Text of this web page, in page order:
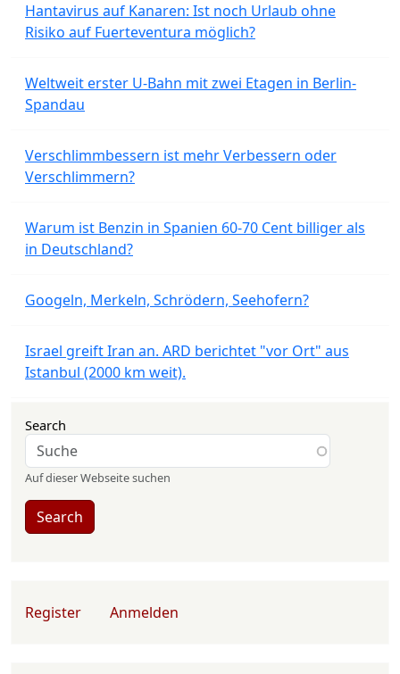
Hantavirus auf Kanaren: Ist noch Urlaub ohne
Risiko auf Fuerteventura möglich?
Weltweit erster U-Bahn mit zwei Etagen in Berlin-
Spandau
Verschlimmbessern ist mehr Verbessern oder
Verschlimmern?
Warum ist Benzin in Spanien 60-70 Cent billiger als
in Deutschland?
Googeln, Merkeln, Schrödern, Seehofern?
Israel greift Iran an. ARD berichtet "vor Ort" aus
Istanbul (2000 km weit).
Search
Auf dieser Webseite suchen
Search
User account menu
Register Anmelden